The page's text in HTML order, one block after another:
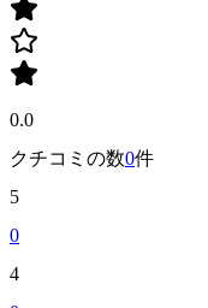
0.0
クチコミの数0件
5
0
4